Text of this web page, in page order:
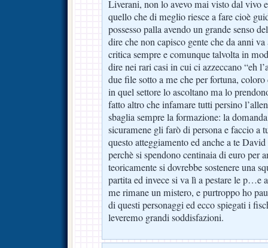
Liverani, non lo avevo mai visto dal vivo
quello che di meglio riesce a fare cioè
possesso palla avendo un grande senso
dire che non capisco gente che da anni
critica sempre e comunque talvolta in
dire nei rari casi in cui ci azzeccano “eh
due file sotto a me che per fortuna,
in quel settore lo ascoltano ma lo
fatto altro che infamare tutti persino
sbaglia sempre la formazione: la
sicuramene gli farò di persona e faccio a
questo atteggiamento ed anche a te
perchè si spendono centinaia di euro per
teoricamente si dovrebbe sostenere una
partita ed invece si va lì a pestare le p…e
me rimane un mistero, e purtroppo ho
di questi personaggi ed ecco spiegati i
leveremo grandi soddisfazioni.